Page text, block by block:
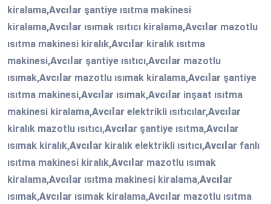
kiralama,Avcılar şantiye ısıtma makinesi
kiralama,Avcılar ısımak ısıtıcı kiralama,Avcılar mazotlu
ısıtma makinesi kiralık,Avcılar kiralık ısıtma
makinesi,Avcılar şantiye ısıtıcı,Avcılar mazotlu
ısımak,Avcılar mazotlu ısımak kiralama,Avcılar şantiye
ısıtma makinesi,Avcılar ısımak,Avcılar inşaat ısıtma
makinesi kiralama,Avcılar elektrikli ısıtıcılar,Avcılar
kiralık mazotlu ısıtıcı,Avcılar şantiye ısıtma,Avcılar
ısımak kiralık,Avcılar kiralık elektrikli ısıtıcı,Avcılar fanlı
ısıtma makinesi kiralık,Avcılar mazotlu ısımak
kiralama,Avcılar ısıtma makinesi kiralama,Avcılar
ısımak,Avcılar ısımak kiralama,Avcılar mazotlu ısıtma